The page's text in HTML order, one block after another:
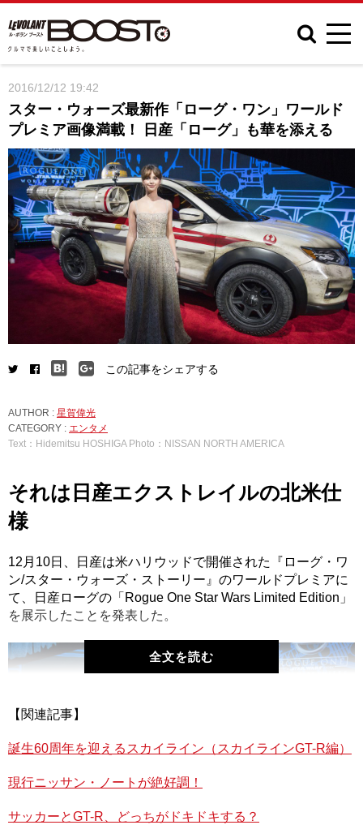
2016/12/12 19:42
スター・ウォーズ最新作「ローグ・ワン」ワールド
プレミア画像満載！ 日産「ローグ」も華を添える
この記事をシェアする
AUTHOR : 星賀偉光
CATEGORY : エンタメ
Text：Hidemitsu HOSHIGA Photo：NISSAN NORTH AMERICA
それは日産エクストレイルの北米仕
様
12月10日、日産は米ハリウッドで開催された『ローグ・ワ
ン/スター・ウォーズ・ストーリー』のワールドプレミアに
て、日産ローグの「Rogue One Star Wars Limited Edition」
を展示したことを発表した。
全文を読む
【関連記事】
誕生60周年を迎えるスカイライン（スカイラインGT-R編）
現行ニッサン・ノートが絶好調！
サッカーとGT-R、どっちがドキドキする？